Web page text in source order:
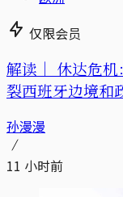
仅限会员
解读｜ 休达危
裂西班牙边境和
孙漫漫
11 小时前